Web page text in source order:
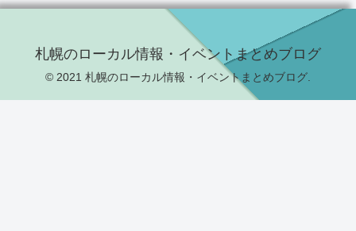
札幌のローカル情報・イベントまとめブログ
© 2021 札幌のローカル情報・イベントまとめブログ.